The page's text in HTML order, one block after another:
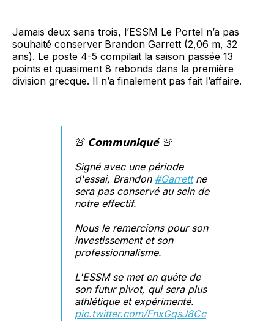
Jamais deux sans trois, l’ESSM Le Portel n’a pas
souhaité conserver Brandon Garrett (2,06 m, 32
ans). Le poste 4-5 compilait la saison passée 13
points et quasiment 8 rebonds dans la première
division grecque. Il n’a finalement pas fait l’affaire.
🚨 𝗖𝗼𝗺𝗺𝘂𝗻𝗶𝗾𝘂𝗲́ 🚨
Signé avec une période
d'essai, Brandon #Garrettne
sera pas conservé au sein de
notre effectif.
Nous le remercions pour son
investissement et son
professionnalisme.
L'ESSM se met en quête de
son futur pivot, qui sera plus
athlétique et expérimenté.
pic.twitter.com/FnxGqsJ8Cc